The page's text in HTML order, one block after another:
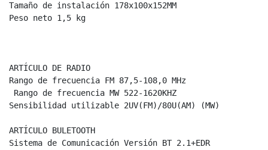
Tamaño de instalación 178x100x152MM
Peso neto 1,5 kg
ARTÍCULO DE RADIO
Rango de frecuencia FM 87,5-108,0 MHz
Rango de frecuencia MW 522-1620KHZ
Sensibilidad utilizable 2UV(FM)/80U(AM) (MW)
ARTÍCULO BULETOOTH
Sistema de Comunicación Versión BT 2.1+EDR